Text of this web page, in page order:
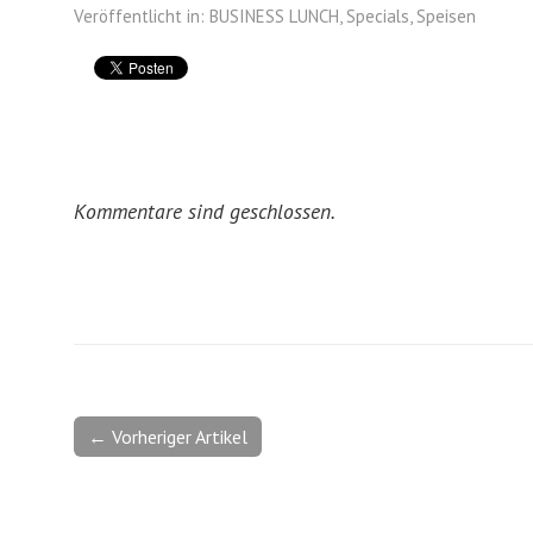
Veröffentlicht in: BUSINESS LUNCH Specials Speisen
Kommentare sind geschlossen.
← Vorheriger Artikel